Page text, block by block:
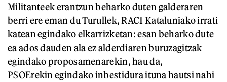
Militanteek erantzun beharko duten galderaren
berri ere eman du Turullek, RAC1 Kataluniako irrati
katean egindako elkarrizketan: esan beharko dute
ea ados dauden ala ez alderdiaren buruzagitzak
egindako proposamenarekin, hau da,
PSOErekin egindako inbestidura ituna hautsi nahi